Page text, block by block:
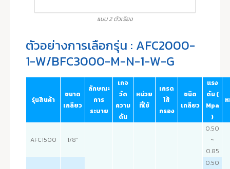
แบบ 2 ตัวเรียง
ตัวอย่างการเลือกรุ่น : AFC2000-
1-W/BFC3000-M-N-1-W-G
รุ่นสินค้า
ขนาด
เกลียว
ลักษณะ
การ
ระบาย
เกจ
วัด
ความ
ดัน
หน่วย
ที่ใช้
เกรด
ไส้
กรอง
ชนิด
เกลียว
แรง
ดัน (
Mpa
)
AFC1500 1/8”
0.50
~
0.85
0.50